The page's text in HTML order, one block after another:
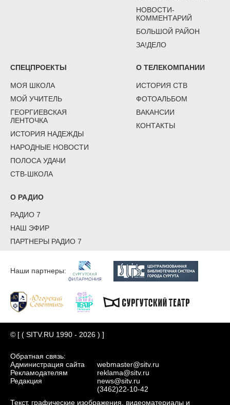
НОВОСТИ-
КОММЕНТАРИЙ
БОЛЬШОЙ РАЙОН
ЗА!ДЕЛО
СПЕЦПРОЕКТЫ
МОЯ ШКОЛА
МОЙ УЧИТЕЛЬ
ГЕОРГИЕВСКАЯ
ЛЕНТОЧКА
ИСТОРИЯ НАДЕЖДЫ
НАРОДНЫЕ НОВОСТИ
ПОЛОСА УДАЧИ
СТВ-ШКОЛА
О ТЕЛЕКОМПАНИИ
ИСТОРИЯ СТВ
ФОТОАЛЬБОМ
ВАКАНСИИ
КОНТАКТЫ
О РАДИО
РАДИО 7
НАШ ЭФИР
ПАРТНЕРЫ РАДИО 7
Наши партнеры:
© [ ( SITV.RU 1990 - 2026 ) ]
Обратная связь:
Администрация сайта
Рекламодателям
Редакция
webmaster@sitv.ru
reklama@sitv.ru
news@sitv.ru
(3462)22-10-42
Текст, графические изображения, видеоматериалы и